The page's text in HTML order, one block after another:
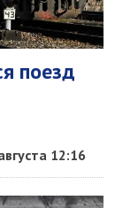
поезд
12:16